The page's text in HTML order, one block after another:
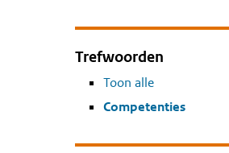
Trefwoorden
Toon alle
Competenties